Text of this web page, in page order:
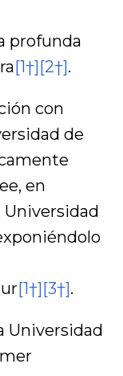
profunda
[1†][2†].
con
de
en
Universidad
[1†][3†].
Universidad